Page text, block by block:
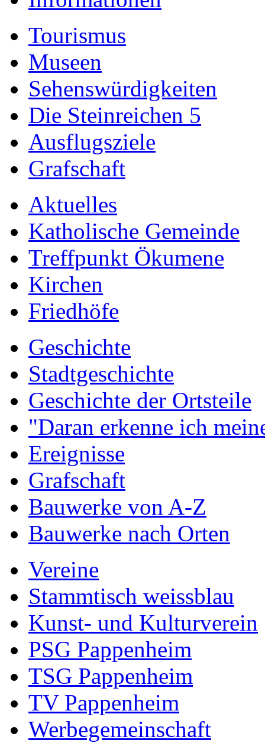
Tourismus
Museen
Sehenswürdigkeiten
Die Steinreichen 5
Ausflugsziele
Grafschaft
Aktuelles
Katholische Gemeinde
Treffpunkt Ökumene
Kirchen
Friedhöfe
Geschichte
Stadtgeschichte
Geschichte der Ortsteile
"Daran erkenne ich
Ereignisse
Grafschaft
Bauwerke von A-Z
Bauwerke nach Orten
Vereine
Stammtisch weissblau
Kunst- und Kulturverein
PSG Pappenheim
TSG Pappenheim
TV Pappenheim
Werbegemeinschaft